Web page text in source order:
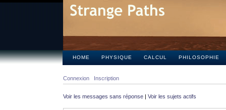
HOME PHYSIQUE CALCUL PHILOSOPHIE
Connexion Inscription
Voir les messages sans réponse | Voir les sujets actifs